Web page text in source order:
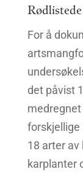
For å
det påvist
forskjellige
18 arter av
karplanter